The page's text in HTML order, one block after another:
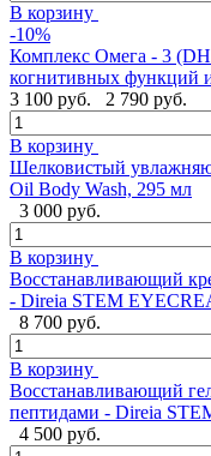
В корзину
-10%
Комплекс Омега - 3
когнитивных функций
3 100 руб.
2 790 руб.
В корзину
Шелковистый
Oil Body Wash, 295 мл
3 000 руб.
В корзину
Восстанавливающий
- Direia STEM
8 700 руб.
В корзину
Восстанавливающий
пептидами - Direia
4 500 руб.